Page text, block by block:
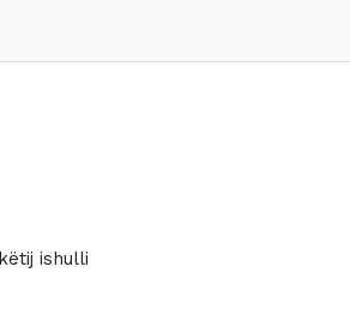
ishulli